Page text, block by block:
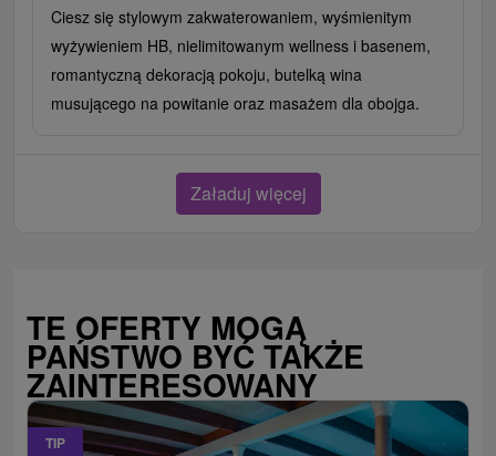
Ciesz się stylowym zakwaterowaniem, wyśmienitym
wyżywieniem HB, nielimitowanym wellness i basenem,
romantyczną dekoracją pokoju, butelką wina
musującego na powitanie oraz masażem dla obojga.
Załaduj więcej
TE OFERTY MOGĄ
PAŃSTWO BYĆ TAKŻE
ZAINTERESOWANY
TIP